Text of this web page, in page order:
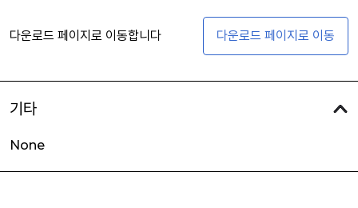
다운로드 페이지로 이동합니다 다운로드 페이지로 이동
기타
None